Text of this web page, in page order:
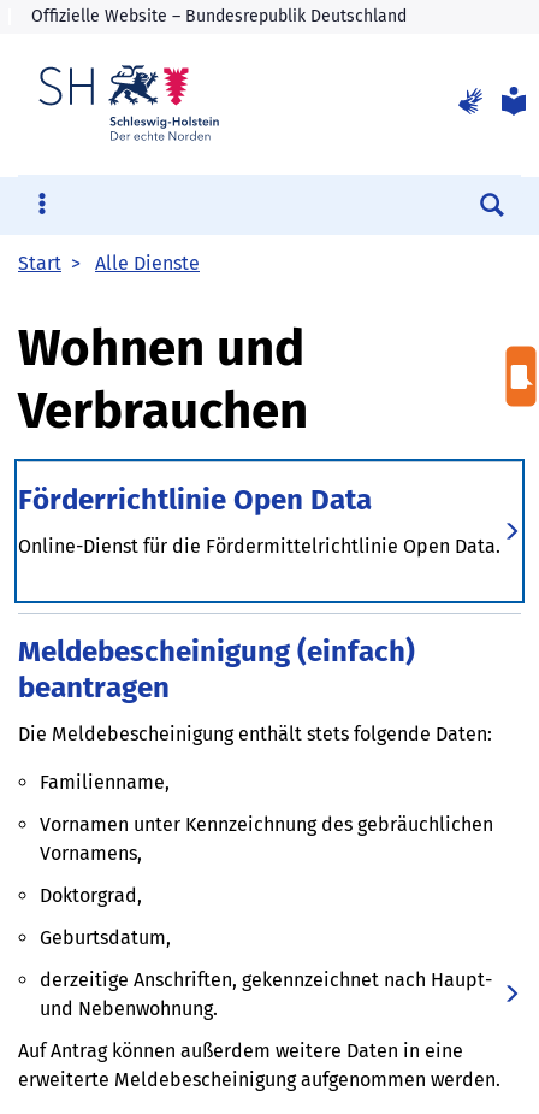
Start Alle Dienste
Wohnen und
Verbrauchen
Förderrichtlinie Open Data
Online-Dienst für die Fördermittelrichtlinie Open Data.
Meldebescheinigung (einfach)
beantragen
Die Meldebescheinigung enthält stets folgende Daten:
Familienname,
Vornamen unter Kennzeichnung des gebräuchlichen
Vornamens,
Doktorgrad,
Geburtsdatum,
derzeitige Anschriften, gekennzeichnet nach Haupt-
und Nebenwohnung.
Auf Antrag können außerdem weitere Daten in eine
erweiterte Meldebescheinigung aufgenommen werden.